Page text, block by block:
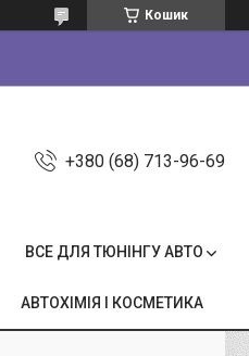
Кошик
+380 (68) 713-96-69
ВСЕ ДЛЯ ТЮНІНГУ АВТО
АВТОХІМІЯ І КОСМЕТИКА